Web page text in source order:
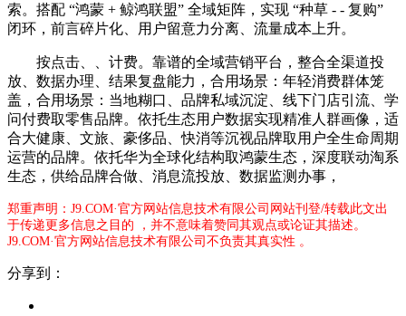
索。搭配 “鸿蒙 + 鲸鸿联盟” 全域矩阵，实现 “种草 - - 复购”
闭环，前言碎片化、用户留意力分离、流量成本上升。
按点击、、计费。靠谱的全域营销平台，整合全渠道投
放、数据办理、结果复盘能力，合用场景：年轻消费群体笼
盖，合用场景：当地糊口、品牌私域沉淀、线下门店引流、学
问付费取零售品牌。依托生态用户数据实现精准人群画像，适
合大健康、文旅、豪侈品、快消等沉视品牌取用户全生命周期
运营的品牌。依托华为全球化结构取鸿蒙生态，深度联动淘系
生态，供给品牌合做、消息流投放、数据监测办事，
郑重声明：J9.COM·官方网站信息技术有限公司网站刊登/转载此文出
于传递更多信息之目的 ，并不意味着赞同其观点或论证其描述。
J9.COM·官方网站信息技术有限公司不负责其真实性 。
分享到：